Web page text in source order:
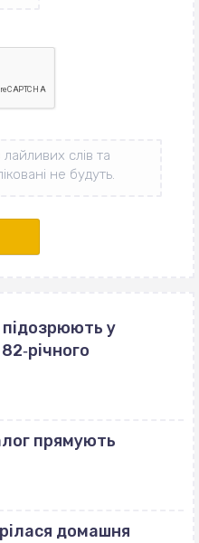
підозрюють у
прямують
домашня